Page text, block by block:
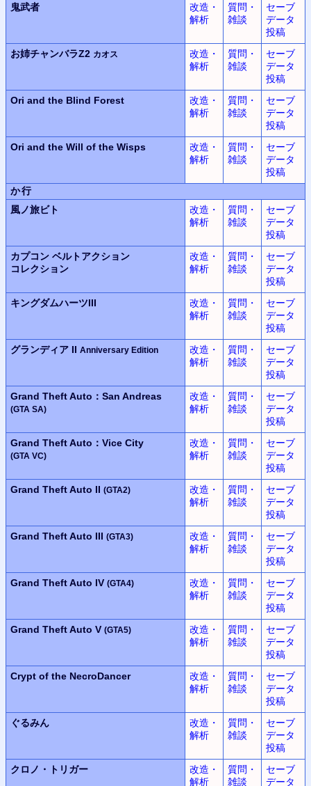
鬼武者
改造・
解析
質問・
雑談
セーブ
データ
投稿
お姉チャンバラZ2 カオス
改造・
解析
質問・
雑談
セーブ
データ
投稿
Ori and the Blind Forest
改造・
解析
質問・
雑談
セーブ
データ
投稿
Ori and the Will of the Wisps
改造・
解析
質問・
雑談
セーブ
データ
投稿
か行
風ノ旅ビト
改造・
解析
質問・
雑談
セーブ
データ
投稿
カプコン ベルトアクション
コレクション
改造・
解析
質問・
雑談
セーブ
データ
投稿
キングダムハーツIII
改造・
解析
質問・
雑談
セーブ
データ
投稿
グランディア II Anniversary Edition
改造・
解析
質問・
雑談
セーブ
データ
投稿
Grand Theft Auto：San Andreas
(GTA SA)
改造・
解析
質問・
雑談
セーブ
データ
投稿
Grand Theft Auto：Vice City
(GTA VC)
改造・
解析
質問・
雑談
セーブ
データ
投稿
Grand Theft Auto II (GTA2)
改造・
解析
質問・
雑談
セーブ
データ
投稿
Grand Theft Auto III (GTA3)
改造・
解析
質問・
雑談
セーブ
データ
投稿
Grand Theft Auto IV (GTA4)
改造・
解析
質問・
雑談
セーブ
データ
投稿
Grand Theft Auto V (GTA5)
改造・
解析
質問・
雑談
セーブ
データ
投稿
Crypt of the NecroDancer
改造・
解析
質問・
雑談
セーブ
データ
投稿
ぐるみん
改造・
解析
質問・
雑談
セーブ
データ
投稿
クロノ・トリガー
改造・
解析
質問・
雑談
セーブ
データ